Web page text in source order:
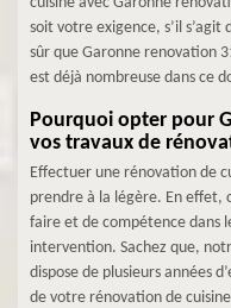
soit votre exigence, s’il s’agit
sûr que Garonne renovation
est déjà nombreuse dans ce
Pourquoi opter pour
vos travaux de
Effectuer une rénovation de
prendre à la légère. En effet,
faire et de compétence dans
intervention. Sachez que,
dispose de plusieurs années
de votre rénovation de